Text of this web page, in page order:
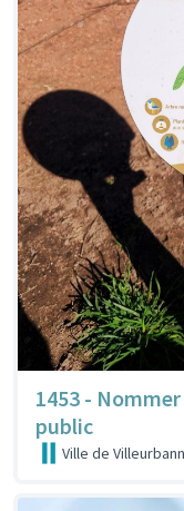
1453 -
public
Ville de